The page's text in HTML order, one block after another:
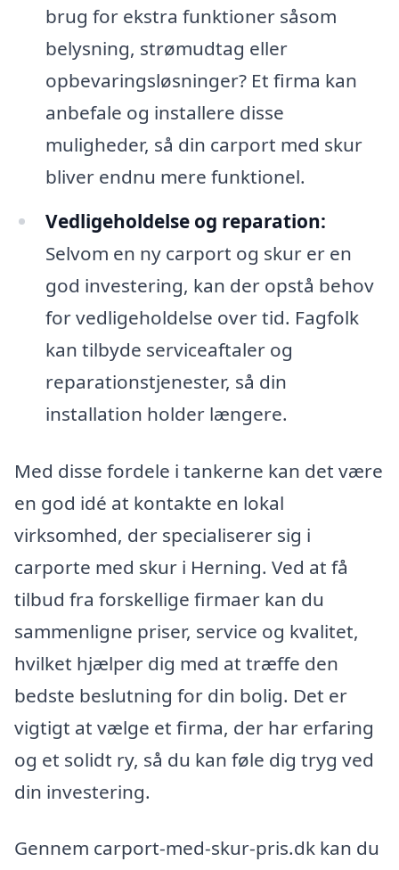
brug for ekstra funktioner såsom
belysning, strømudtag eller
opbevaringsløsninger? Et firma kan
anbefale og installere disse
muligheder, så din carport med skur
bliver endnu mere funktionel.
Vedligeholdelse og reparation:
Selvom en ny carport og skur er en
god investering, kan der opstå behov
for vedligeholdelse over tid. Fagfolk
kan tilbyde serviceaftaler og
reparationstjenester, så din
installation holder længere.
Med disse fordele i tankerne kan det være
en god idé at kontakte en lokal
virksomhed, der specialiserer sig i
carporte med skur i Herning. Ved at få
tilbud fra forskellige firmaer kan du
sammenligne priser, service og kvalitet,
hvilket hjælper dig med at træffe den
bedste beslutning for din bolig. Det er
vigtigt at vælge et firma, der har erfaring
og et solidt ry, så du kan føle dig tryg ved
din investering.
Gennem carport-med-skur-pris.dk kan du